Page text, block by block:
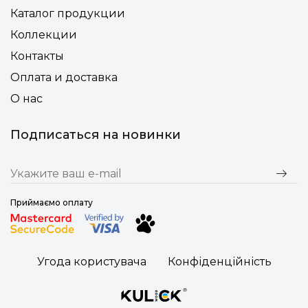
Каталог продукции
Коллекции
Контакты
Оплата и доставка
О нас
Подписаться на новинки
Приймаємо оплату
Угода користувача Конфіденційність